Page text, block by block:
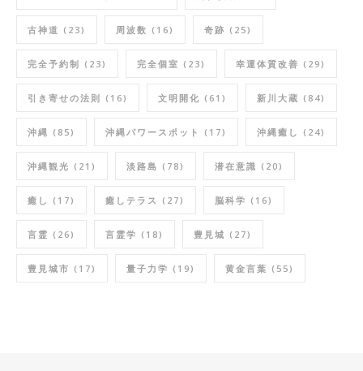
古神道 (23) 周波数 (16) 奇跡 (25)
完全予約制 (23) 完全個室 (23) 幸運体質改善 (29)
引き寄せの法則 (16) 文明開化 (61) 新川大蔵 (84)
沖縄 (85) 沖縄パワースポット (17) 沖縄癒し (24)
沖縄観光 (21) 淡路島 (78) 潜在意識 (20)
癒し (17) 癒しテラス (27) 脳科学 (16)
言霊 (26) 言霊学 (18) 豊見城 (27)
豊見城市 (17) 量子力学 (19) 黄金言葉 (55)